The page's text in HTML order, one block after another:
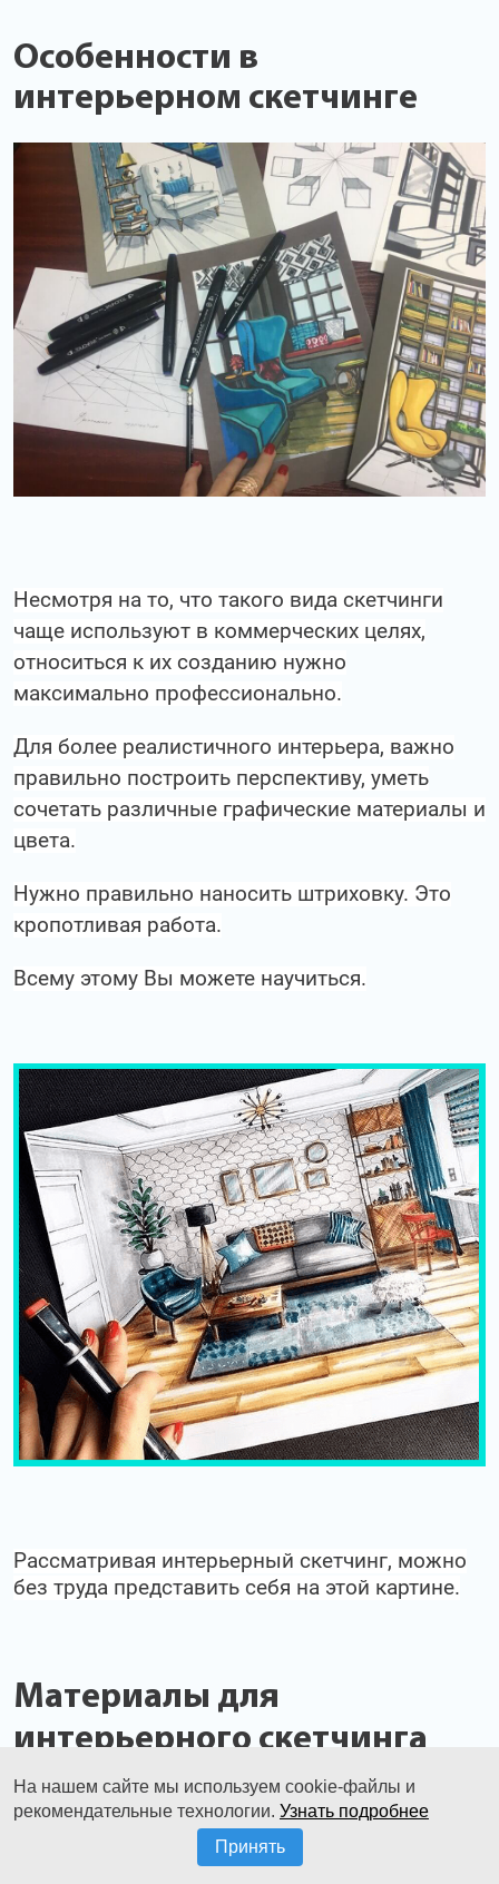
Особенности в
интерьерном скетчинге
Несмотря на то, что такого вида скетчинги
чаще используют в коммерческих целях,
относиться к их созданию нужно
максимально профессионально.
Для более реалистичного интерьера, важно
правильно построить перспективу, уметь
сочетать различные графические материалы и
цвета.
Нужно правильно наносить штриховку. Это
кропотливая работа.
Всему этому Вы можете научиться.
Рассматривая интерьерный скетчинг, можно
без труда представить себя на этой картине.
Материалы для
интерьерного скетчинга
Что же нам может понадобиться в работе?
Набор для интерьерного скетчинга не такой
На нашем сайте мы используем cookie-файлы и
рекомендательные технологии. Узнать подробнее
Принять